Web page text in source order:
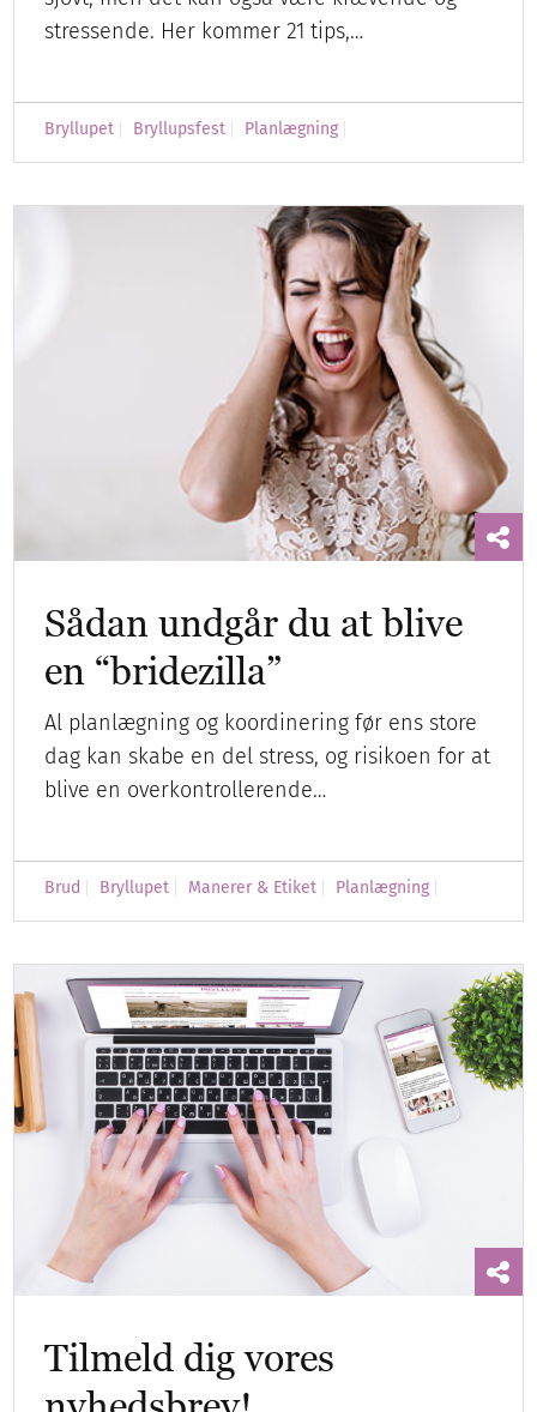
stressende. Her kommer 21 tips,…
Bryllupet Bryllupsfest Planlægning
Sådan undgår du at blive
en “bridezilla”
Al planlægning og koordinering før ens store
dag kan skabe en del stress, og risikoen for at
blive en overkontrollerende…
Brud Bryllupet Manerer & Etiket Planlægning
Tilmeld dig vores